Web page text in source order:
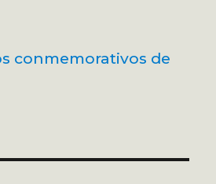
conmemorativos de